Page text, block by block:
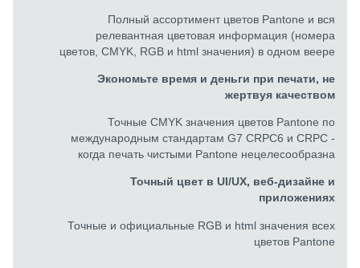
Полный ассортимент цветов Pantone и вся
релевантная цветовая информация (номера
цветов, CMYK, RGB и html значения) в одном веере
Экономьте время и деньги при печати, не
жертвуя качеством
Точные CMYK значения цветов Pantone по
международным стандартам G7 CRPC6 и CRPC -
когда печать чистыми Pantone нецелесообразна
Точный цвет в UI/UX, веб-дизайне и
приложениях
Точные и официальные RGB и html значения всех
цветов Pantone